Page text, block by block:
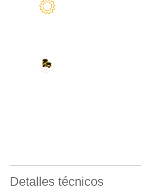
Detalles técnicos